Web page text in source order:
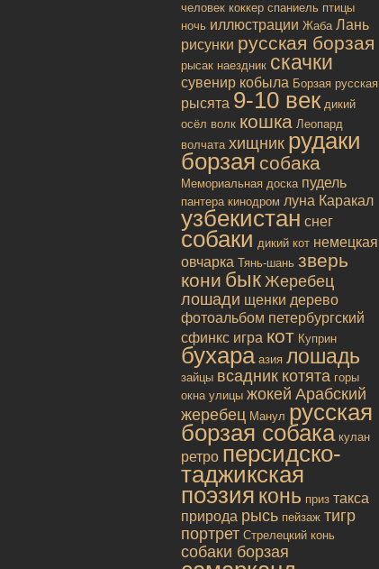
человек коккер спаниель птицы
ночь иллюстрации Жаба Лань
рисунки русская борзая
рысак наездник скачки
сувенир кобыла Борзая русская
рысята 9-10 век дикий
осёл волк кошка Леопард
волчата хищник рудаки
борзая собака
Мемориальная доска пудель
пантера кинодром луна Каракал
узбекистан снег
собаки дикий кот немецкая
овчарка Тянь-шань зверь
кони бык Жеребец
лошади щенки дерево
фотоальбом петербургский
сфинкс игра кот Куприн
бухара азия лошадь
зайцы всадник котята горы
окна улицы жокей Арабский
жеребец Манул русская
борзая собака кулан
ретро персидско-
таджикская
поэзия конь приз такса
природа рысь пейзаж тигр
портрет Стрелецкий конь
собаки борзая